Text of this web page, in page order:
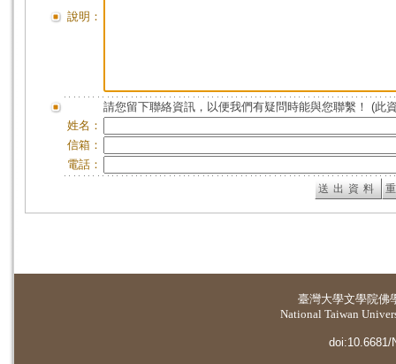
說明：
請您留下聯絡資訊，以便我們有疑問時能與您聯繫！ (此
姓名：
信箱：
電話：
臺灣大學文學院佛
National Taiwan
doi:10.6681/